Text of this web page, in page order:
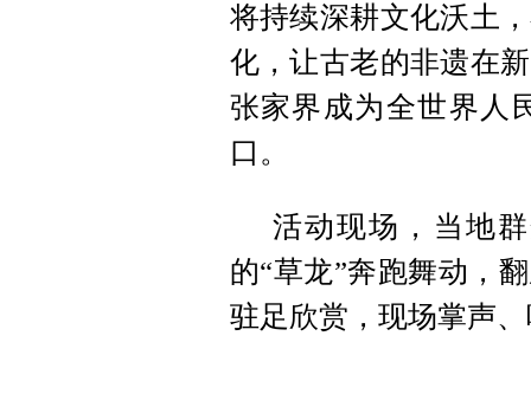
将持续深耕文化沃土
化，让古老的非遗在
张家界成为全世界人
口。
活动现场，当地
的“草龙”奔跑舞动，
驻足欣赏，现场掌声